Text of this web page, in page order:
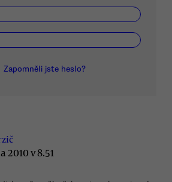
Zapomněli jste heslo?
2010 v 8.51